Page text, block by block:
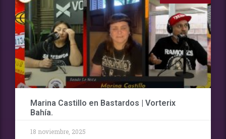
Marina Castillo en Bastardos | Vorterix
Bahía.
18 noviembre, 2025